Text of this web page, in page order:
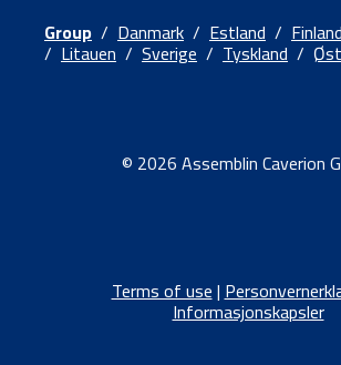
Group / Danmark / Estland /
/ Litauen / Sverige / Tyskland /
© 2026 Assemblin Caverion
Terms of use|
Informasjonskapsler